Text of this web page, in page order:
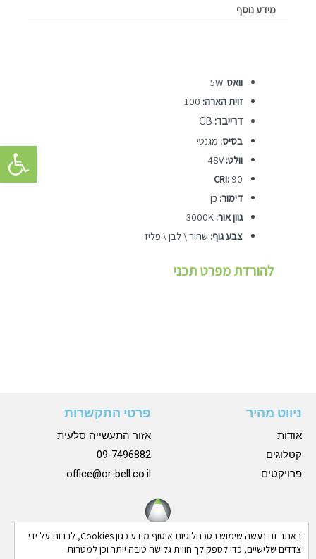
פתח
באתר זה נעשה שימוש בטכנולוגיות איסוף מידע כגון Cookies, לרבות על ידי
צדדים שלישיים, כדי לספק לך חווית גלישה טובה יותר וכן למטרות
מידע נוסף
וואט: 5W
זוית הארה: 100
דרייבר: CB
בסיס: מגנטי
וולט:48V
CRI: 90
דימור: כן
גוון אור:
צבע גוף: שחור \ לבן \ פליז
להורדת מפרט תכני
ניווט מהיר
אודות
קטלוגים
פרויקטים
פרטי התקשרות
אזור התעשייה סלעית
09-7496882
office@or-bell.co.il